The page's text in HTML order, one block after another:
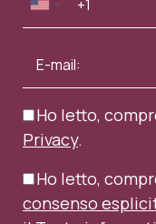
Ho letto,
Privacy.
Ho letto,
consenso